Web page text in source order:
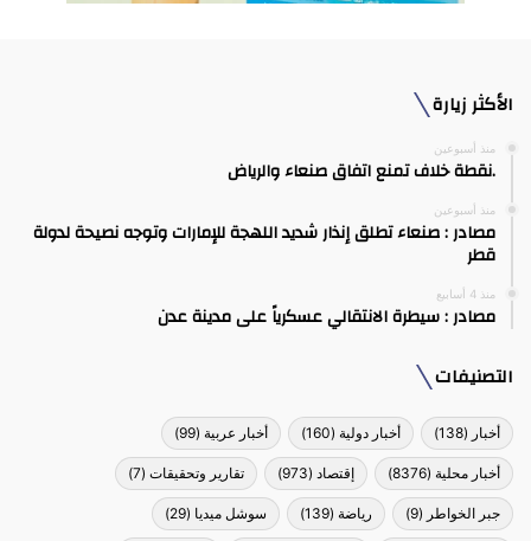
الأكثر زيارة
منذ أسبوعين
.نقطة خلاف تمنع اتفاق صنعاء والرياض
منذ أسبوعين
مصادر : صنعاء تطلق إنذار شديد اللهجة للإمارات وتوجه نصيحة لدولة
قطر
منذ 4 أسابيع
مصادر : سيطرة الانتقالي عسكرياً على مدينة عدن
التصنيفات
أخبار (138) أخبار دولية (160) أخبار عربية (99)
أخبار محلية (8376) إقتصاد (973) تقارير وتحقيقات (7)
جبر الخواطر (9) رياضة (139) سوشل ميديا (29)